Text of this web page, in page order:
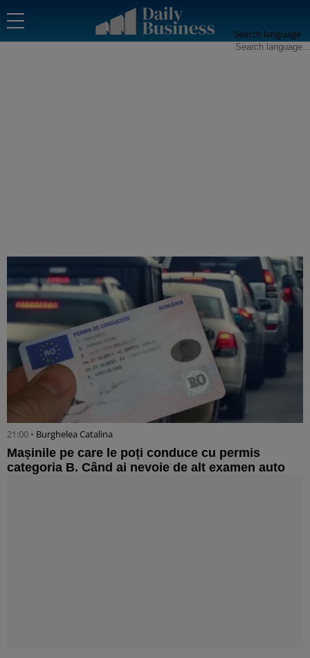
Search language
21:00 • Burghelea Catalina
Mașinile pe care le poți conduce cu permis
categoria B. Când ai nevoie de alt examen auto